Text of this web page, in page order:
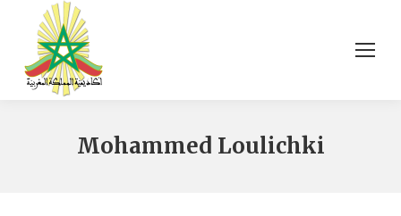
Mohammed Loulichki